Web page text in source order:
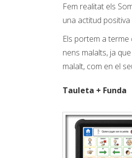
Fem realitat els
una actitud
Els portem a
nens malalts, ja
malalt, com en el
Tauleta + Funda